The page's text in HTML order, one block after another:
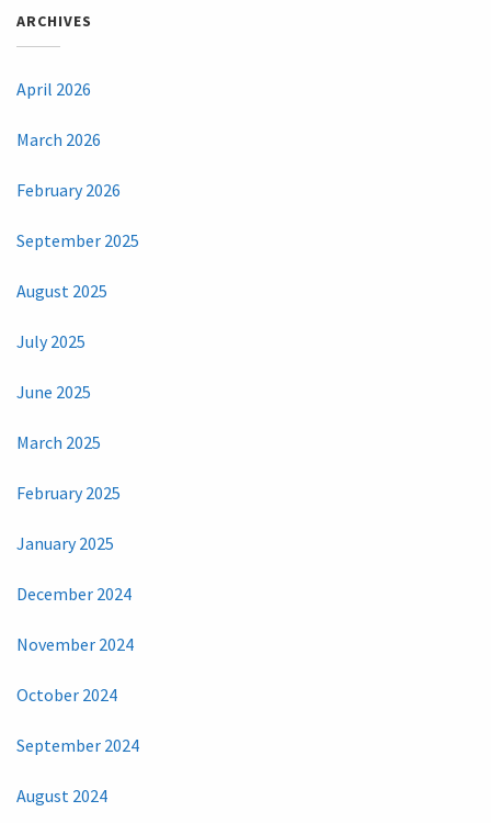
ARCHIVES
April 2026
March 2026
February 2026
September 2025
August 2025
July 2025
June 2025
March 2025
February 2025
January 2025
December 2024
November 2024
October 2024
September 2024
August 2024